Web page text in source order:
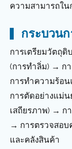
ความสามารถใ
กระบวน
การเตรียมวัตถุ
(การทำลิ่ม) → ก
การทำความร้อ
การตัดอย่างแม่
เสถียรภาพ) → ก
→ การตรวจสอ
และคลังสินค้า